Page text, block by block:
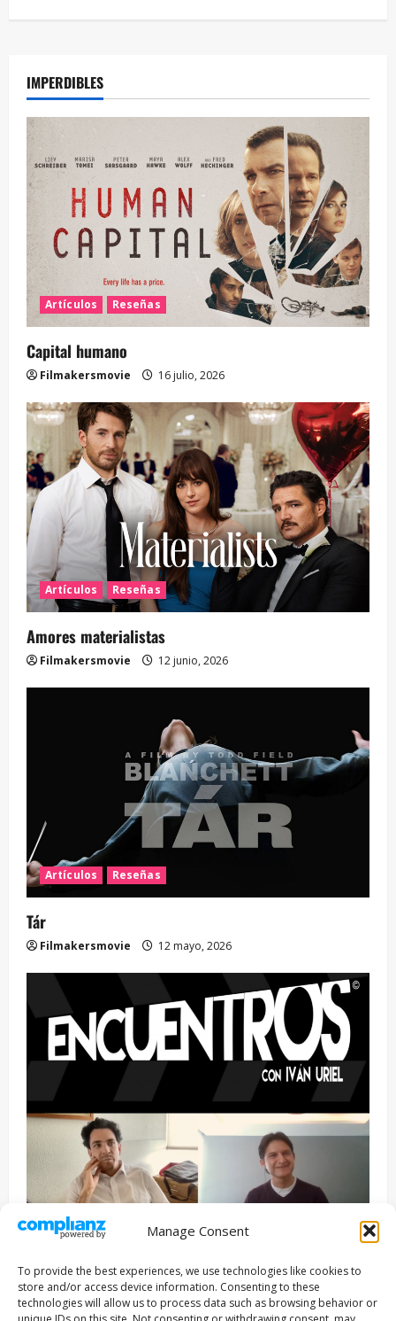
Manage Consent
To provide the best experiences, we use technologies like cookies to
store and/or access device information. Consenting to these
technologies will allow us to process data such as browsing behavior or
IMPERDIBLES
Artículos Reseñas
Capital humano
Filmakersmovie 16 julio, 2026
Artículos Reseñas
Amores materialistas
Filmakersmovie 12 junio, 2026
Artículos Reseñas
Tár
Filmakersmovie 12 mayo, 2026
Entrevista Series
ENCUENTROS CON IVÁN URIEL T3E22: JUAN PATRICIO
RIVEROLL